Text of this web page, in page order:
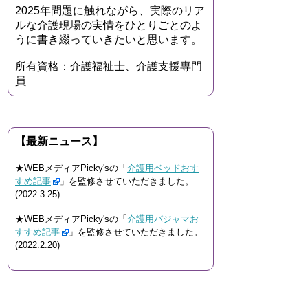
2025年問題に触れながら、実際のリア
ルな介護現場の実情をひとりごとのよ
うに書き綴っていきたいと思います。
所有資格：介護福祉士、介護支援専門
員
【最新ニュース】
★WEBメディアPicky'sの「 介護用ベッドおす
すめ記事
」を監修させていただきました。
(2022.3.25)
★WEBメディアPicky'sの「 介護用パジャマお
すすめ記事
」を監修させていただきました。
(2022.2.20)